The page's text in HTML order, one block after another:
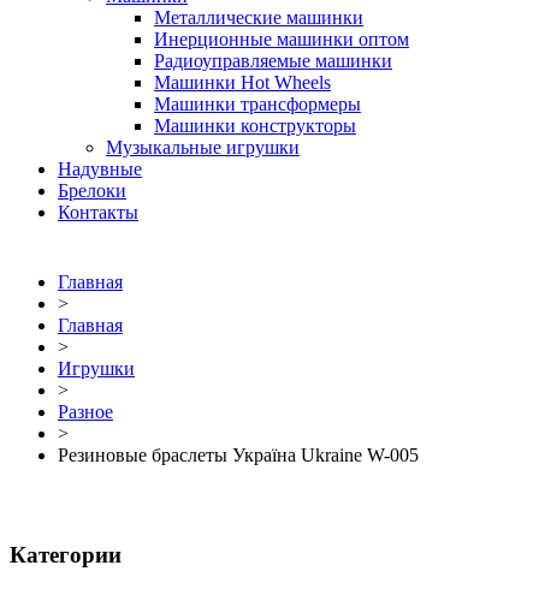
Металлические машинки
Инерционные машинки оптом
Радиоуправляемые машинки
Машинки Hot Wheels
Машинки трансформеры
Машинки конструкторы
Музыкальные игрушки
Надувные
Брелоки
Контакты
Главная
>
Главная
>
Игрушки
>
Разное
>
Резиновые браслеты Україна Ukraine W-005
Категории